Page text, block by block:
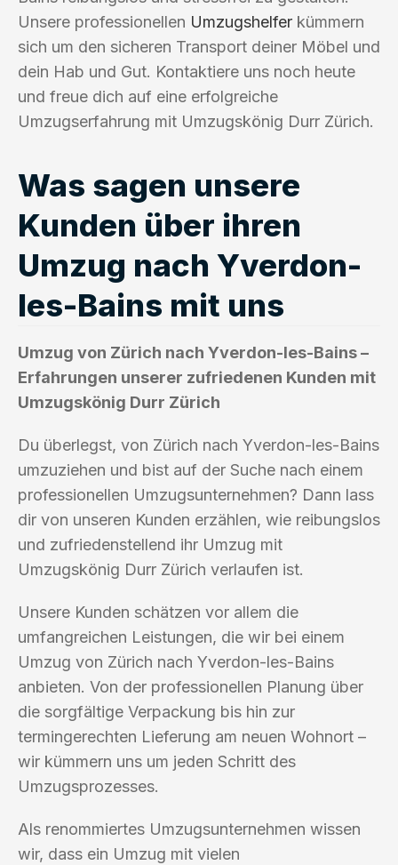
Unsere professionellen Umzugshelfer kümmern
sich um den sicheren Transport deiner Möbel und
dein Hab und Gut. Kontaktiere uns noch heute
und freue dich auf eine erfolgreiche
Umzugserfahrung mit Umzugskönig Durr Zürich.
Was sagen unsere
Kunden über ihren
Umzug nach Yverdon-
les-Bains mit uns
Umzug von Zürich nach Yverdon-les-Bains –
Erfahrungen unserer zufriedenen Kunden mit
Umzugskönig Durr Zürich
Du überlegst, von Zürich nach Yverdon-les-Bains
umzuziehen und bist auf der Suche nach einem
professionellen Umzugsunternehmen? Dann lass
dir von unseren Kunden erzählen, wie reibungslos
und zufriedenstellend ihr Umzug mit
Umzugskönig Durr Zürich verlaufen ist.
Unsere Kunden schätzen vor allem die
umfangreichen Leistungen, die wir bei einem
Umzug von Zürich nach Yverdon-les-Bains
anbieten. Von der professionellen Planung über
die sorgfältige Verpackung bis hin zur
termingerechten Lieferung am neuen Wohnort –
wir kümmern uns um jeden Schritt des
Umzugsprozesses.
Als renommiertes Umzugsunternehmen wissen
wir, dass ein Umzug mit vielen